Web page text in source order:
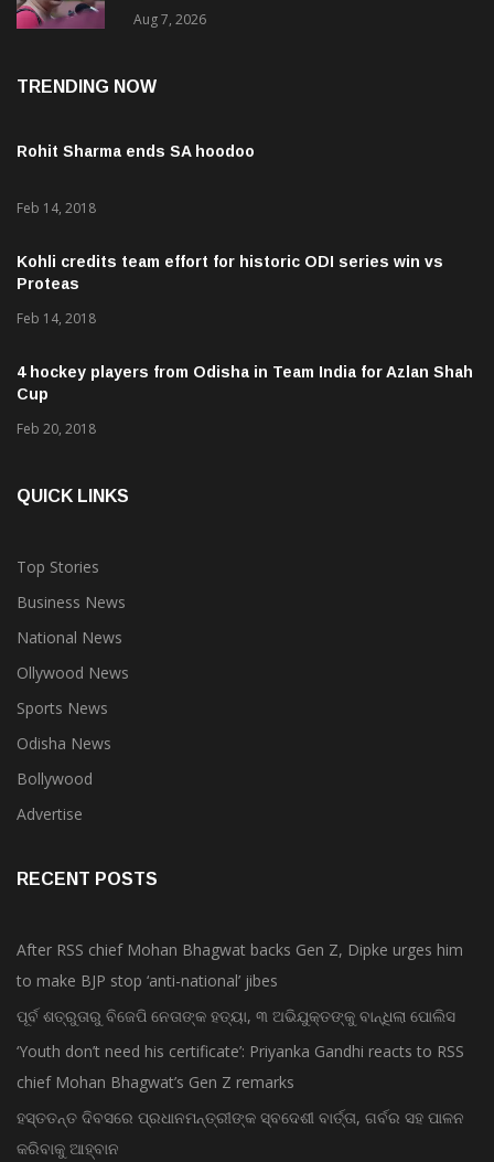
Aug 7, 2026
TRENDING NOW
Rohit Sharma ends SA hoodoo
Feb 14, 2018
Kohli credits team effort for historic ODI series win vs
Proteas
Feb 14, 2018
4 hockey players from Odisha in Team India for Azlan Shah
Cup
Feb 20, 2018
QUICK LINKS
Top Stories
Business News
National News
Ollywood News
Sports News
Odisha News
Bollywood
Advertise
RECENT POSTS
After RSS chief Mohan Bhagwat backs Gen Z, Dipke urges him
to make BJP stop ‘anti-national’ jibes
ପୂର୍ବ ଶତ୍ରୁତାରୁ ବିଜେପି ନେତାଙ୍କ ହତ୍ୟା, ୩ ଅଭିଯୁକ୍ତଙ୍କୁ ବାନ୍ଧିଲା ପୋଲିସ
‘Youth don’t need his certificate’: Priyanka Gandhi reacts to RSS
chief Mohan Bhagwat’s Gen Z remarks
ହସ୍ତତନ୍ତ ଦିବସରେ ପ୍ରଧାନମନ୍ତ୍ରୀଙ୍କ ସ୍ବଦେଶୀ ବାର୍ତ୍ତା, ଗର୍ବର ସହ ପାଳନ
କରିବାକୁ ଆହ୍ବାନ